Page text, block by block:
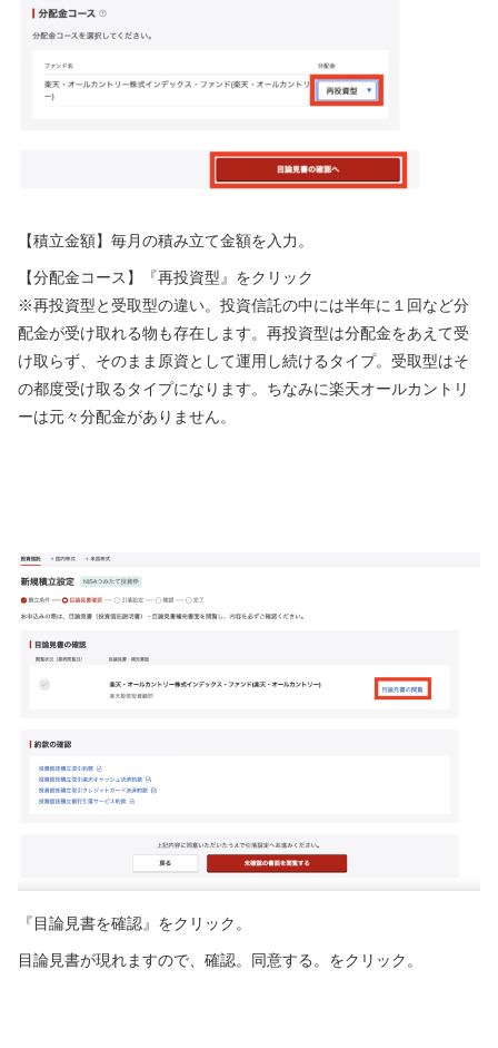
【積立金額】毎月の積み立て金額を入力。
【分配金コース】『再投資型』をクリック
※再投資型と受取型の違い。投資信託の中には半年に１回など分
配金が受け取れる物も存在します。再投資型は分配金をあえて受
け取らず、そのまま原資として運用し続けるタイプ。受取型はそ
の都度受け取るタイプになります。ちなみに楽天オールカントリ
ーは元々分配金がありません。
『目論見書を確認』をクリック。
目論見書が現れますので、確認。同意する。をクリック。